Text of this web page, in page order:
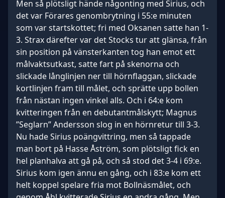
Men så plötsligt hände någonting med Sirius, och
det var Förares genombrytning i 55:e minuten
som var startskottet; fri med Oksanen satte han 1-
3. Strax därefter var det Stocks tur att glänsa, från
sin position på vänsterkanten tog han emot ett
målvaktsutkast, satte fart på skenorna och
slickade långlinjen ner till hörnflaggan, slickade
kortlinjen fram till målet, och sprätte upp bollen
från nästan ingen vinkel alls. Och i 64:e kom
kvitteringen från en debutantmålskytt; Magnus
”Seglarn” Andersson slog in en hörnretur till 3-3.
Nu hade Sirius poängvittring, men så tappade
man bort på Hasse Åström, som plötsligt fick en
hel planhalva att gå på, och så stod det 3-4 i 69:e.
Sirius kom igen ännu en gång, och i 83:e kom ett
helt koppel spelare fria mot Bollnäsmålet, och